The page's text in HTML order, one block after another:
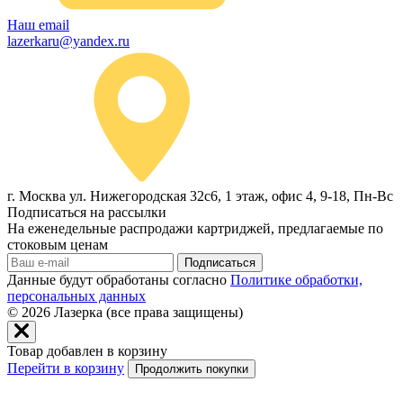
Наш email
lazerkaru@yandex.ru
г. Москва ул. Нижегородская 32с6, 1 этаж, офис 4, 9-18, Пн-Вс
Подписаться на рассылки
На еженедельные распродажи картриджей, предлагаемые по
стоковым ценам
Подписаться
Данные будут обработаны согласно Политике обработки,
персональных данных
© 2026 Лазерка (все права защищены)
Товар добавлен в корзину
Перейти в корзину
Продолжить покупки